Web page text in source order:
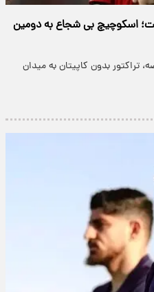
اسکوچیچ بی شجاع به دومین
تراکتور بدون کاپیتان به میدان